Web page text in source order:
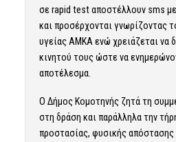
σε rapid test αποστέλλουν sms
και προσέρχονται γνωρίζοντας
υγείας ΑΜΚΑ ενώ χρειάζεται να
κινητού τους ώστε να
αποτέλεσμα.
Ο Δήμος Κομοτηνής ζητά τη
στη δράση και παράλληλα την
προστασίας, φυσικής